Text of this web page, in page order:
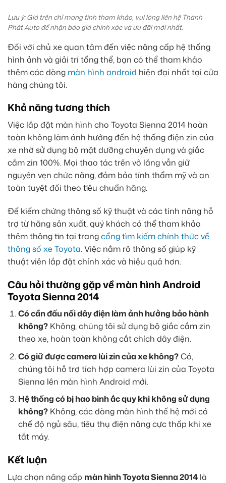
Lưu ý: Giá trên chỉ mang tính tham khảo, vui lòng liên hệ Thành
Phát Auto để nhận báo giá chính xác và ưu đãi mới nhất.
Đối với chủ xe quan tâm đến việc nâng cấp hệ thống
hình ảnh và giải trí tổng thể, bạn có thể tham khảo
thêm các dòng màn hình android hiện đại nhất tại cửa
hàng chúng tôi.
Khả năng tương thích
Việc lắp đặt màn hình cho Toyota Sienna 2014 hoàn
toàn không làm ảnh hưởng đến hệ thống điện zin của
xe nhờ sử dụng bộ mặt dưỡng chuyên dụng và giắc
cắm zin 100%. Mọi thao tác trên vô lăng vẫn giữ
nguyên vẹn chức năng, đảm bảo tính thẩm mỹ và an
toàn tuyệt đối theo tiêu chuẩn hãng.
Để kiểm chứng thông số kỹ thuật và các tính năng hỗ
trợ từ hãng sản xuất, quý khách có thể tham khảo
thêm thông tin tại trangcổng tìm kiếm chính thức về
thông số xe Toyota. Việc nắm rõ thông số giúp kỹ
thuật viên lắp đặt chính xác và hiệu quả hơn.
Câu hỏi thường gặp về màn hình Android
Toyota Sienna 2014
Có cần đấu nối dây điện làm ảnh hưởng bảo hành
không?Không, chúng tôi sử dụng bộ giắc cắm zin
theo xe, hoàn toàn không cắt chích dây điện.
Có giữ được camera lùi zin của xe không?Có,
chúng tôi hỗ trợ tích hợp camera lùi zin của Toyota
Sienna lên màn hình Android mới.
Hệ thống có bị hao bình ắc quy khi không sử dụng
không?Không, các dòng màn hình thế hệ mới có
chế độ ngủ sâu, tiêu thụ điện năng cực thấp khi xe
tắt máy.
Kết luận
Lựa chọn nâng cấp màn hình Toyota Sienna 2014 là